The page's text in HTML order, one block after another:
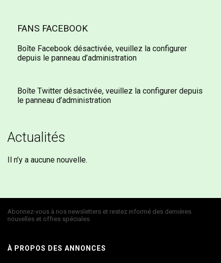
FANS FACEBOOK
Boîte Facebook désactivée, veuillez la configurer
depuis le panneau d’administration
Boîte Twitter désactivée, veuillez la configurer depuis
le panneau d’administration
Actualités
Il n’y a aucune nouvelle.
Abonnez-vous à nos newsletters et restez informé des dernières
nouvelles et offres spéciales
À PROPOS DES ANNONCES